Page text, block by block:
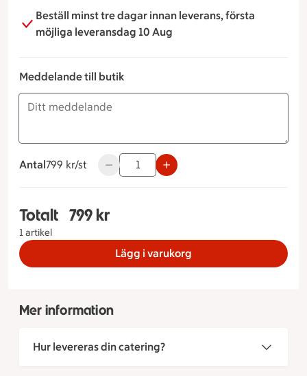
Beställ minst tre dagar innan leverans, första
möjliga leveransdag 10 Aug
Meddelande till butik
Antal
799 kronor styck
799 kr/st Använd knapparna för att minska eller
Totalt
1 artikel
Totalt 1 stycken Skaldjursfat för 2, 799 kronor
799 kr
Lägg i varukorg
Mer information
Hur levereras din catering?